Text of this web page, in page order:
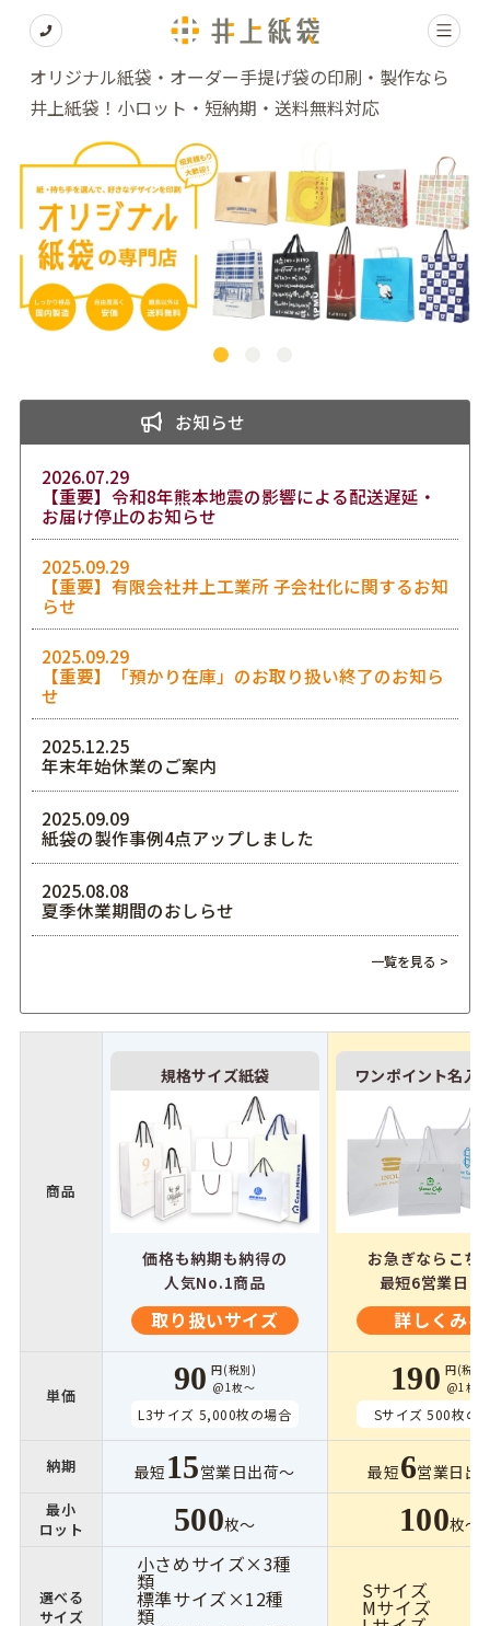
オリジナル紙袋・オーダー手提げ袋の印刷・製作なら
井上紙袋！小ロット・短納期・送料無料対応
お知らせ
2026.07.29
【重要】令和8年熊本地震の影響による配送遅延・
お届け停止のお知らせ
2025.09.29
【重要】有限会社井上工業所 子会社化に関するお知
らせ
2025.09.29
【重要】「預かり在庫」のお取り扱い終了のお知ら
せ
2025.12.25
年末年始休業のご案内
2025.09.09
紙袋の製作事例4点アップしました
2025.08.08
夏季休業期間のおしらせ
一覧を見る >
商品
規格サイズ紙袋
価格も納期も納得の
人気No.1商品
取り扱いサイズ
ワンポイント名入
お急ぎならこち
最短6営業日出
詳しくみる
単価 90 円(税別)
@1枚〜
L3サイズ 5,000枚の場合
190 円(税別)
@1枚〜
Sサイズ 500枚の
納期 最短 15営業日出荷〜 最短6営業日出
最小
ロット
500枚〜 100枚〜
選べる
サイズ
小さめサイズ×3種
類
標準サイズ×12種
類
Sサイズ
Mサイズ